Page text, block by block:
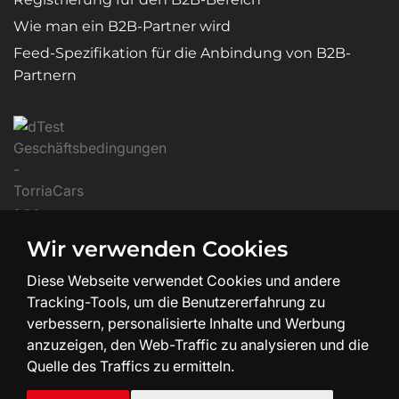
Wie man ein B2B-Partner wird
Feed-Spezifikation für die Anbindung von B2B-
Partnern
Erstellung und Design der Website:
Wir verwenden Cookies
Diese Webseite verwendet Cookies und andere
Tracking-Tools, um die Benutzererfahrung zu
verbessern, personalisierte Inhalte und Werbung
anzuzeigen, den Web-Traffic zu analysieren und die
Quelle des Traffics zu ermitteln.